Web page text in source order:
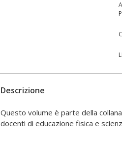
Descrizione
Questo volume è parte della
docenti di educazione fisica e